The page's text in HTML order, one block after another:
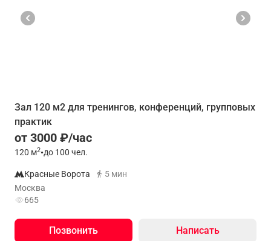
Зал 120 м2 для тренингов, конференций, групповых
практик
от 3000 ₽/час
120 м2•до 100 чел.
Красные Ворота
5 мин
Москва
665
Позвонить Написать